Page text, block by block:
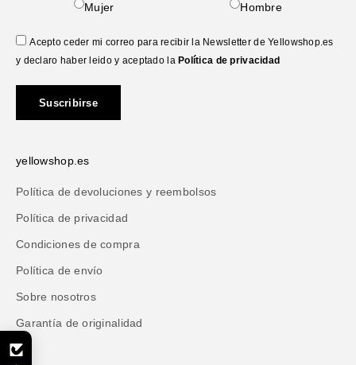
Mujer Hombre
Acepto ceder mi correo para recibir la Newsletter de Yellowshop.es
y declaro haber leido y aceptado la Política de privacidad
Suscribirse
yellowshop.es
Política de devoluciones y reembolsos
Política de privacidad
Condiciones de compra
Política de envío
Sobre nosotros
Garantía de originalidad